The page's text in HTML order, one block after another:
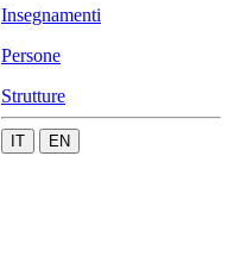
Insegnamenti
Persone
Strutture
IT EN